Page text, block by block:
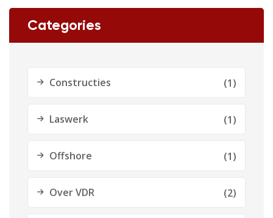
Categories
Constructies (1)
Laswerk (1)
Offshore (1)
Over VDR (2)